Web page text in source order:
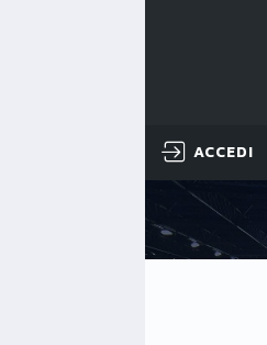
ACCEDI